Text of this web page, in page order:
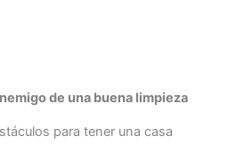
de una buena limpieza
para tener una casa